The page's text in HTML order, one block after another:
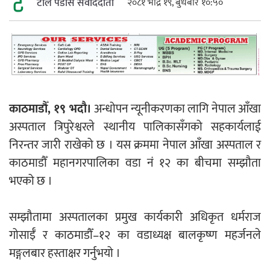
महत्त्वपूर्ण हुन्छ : मेयर मण्डल
कैद, एक लाख रुपैयाँ क्षतिपूर्ति
काठमाडौँ, १९ भदौ। अन्धोपन न्यूनीकरणका लागि नेपाल आँखा
अस्पताल त्रिपुरेश्वरले स्थानीय पालिकासँगको सहकार्यलाई
निरन्तर जारी राखेको छ । यस क्रममा नेपाल आँखा अस्पताल र
काठमाडौँ महानगरपालिका वडा नं १२ का बीचमा सम्झौता
भएको छ ।
सम्झौतामा अस्पतालका प्रमुख कार्यकारी अधिकृत धर्मराज
गोसाईँ र काठमाडौँ–१२ का वडाध्यक्ष बालकृष्ण महर्जनले
मङ्गलबार हस्ताक्षर गर्नुभयो ।